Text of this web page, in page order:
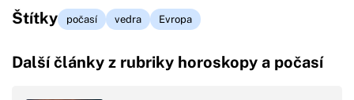
Štítky počasí vedra Evropa
Další články z rubriky horoskopy a počasí